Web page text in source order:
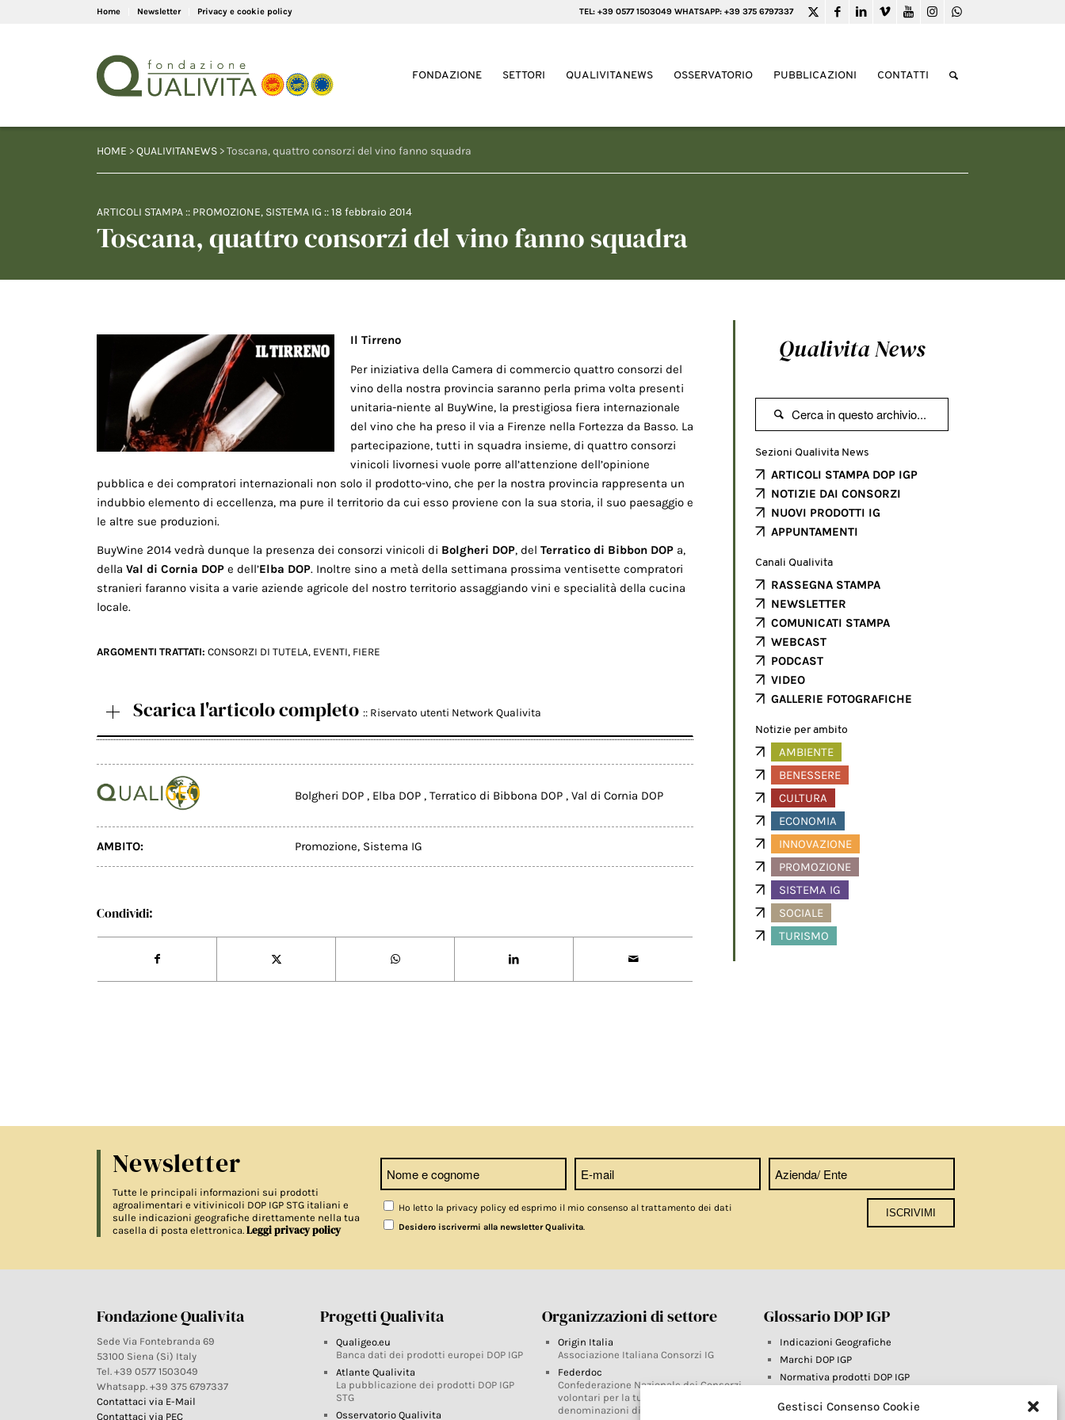
Gestisci Consenso Cookie
Home Newsletter Privacy e cookie policy TEL: +39 0577 1503049 WHATSAPP: +39 375 6797337
FONDAZIONE SETTORI QUALIVITANEWS OSSERVATORIO PUBBLICAZIONI CONTATTI
HOME >QUALIVITANEWS > Toscana, quattro consorzi del vino fanno squadra
ARTICOLI STAMPA :: PROMOZIONE, SISTEMA IG ::18 febbraio 2014
Toscana, quattro consorzi del vino fanno squadra
Il Tirreno
Per iniziativa della Camera di commercio quattro consorzi del
vino della nostra provincia saranno perla prima volta presenti
unitaria-niente al BuyWine, la prestigiosa fiera internazionale
del vino che ha preso il via a Firenze nella Fortezza da Basso. La
partecipazione, tutti in squadra insieme, di quattro consorzi
vinicoli livornesi vuole porre all’attenzione dell’opinione
pubblica e dei compratori internazionali non solo il prodotto-vino, che per la nostra provincia rappresenta un
indubbio elemento di eccellenza, ma pure il territorio da cui esso proviene con la sua storia, il suo paesaggio e
le altre sue produzioni.
BuyWine 2014 vedrà dunque la presenza dei consorzi vinicoli di Bolgheri DOP, del Terratico di Bibbon DOP a,
della Val di Cornia DOP e dell’Elba DOP. Inoltre sino a metà della settimana prossima ventisette compratori
stranieri faranno visita a varie aziende agricole del nostro territorio assaggiando vini e specialità della cucina
locale.
ARGOMENTI TRATTATI: CONSORZI DI TUTELA, EVENTI, FIERE
Scarica l'articolo completo :: Riservato utenti Network Qualivita
Bolgheri DOP , Elba DOP , Terratico di Bibbona DOP , Val di Cornia DOP
AMBITO: Promozione, Sistema IG
Condividi:
Qualivita News

Sezioni Qualivita News
ARTICOLI STAMPA DOP IGP
NOTIZIE DAI CONSORZI
NUOVI PRODOTTI IG
APPUNTAMENTI
Canali Qualivita
RASSEGNA STAMPA
NEWSLETTER
COMUNICATI STAMPA
WEBCAST
PODCAST
VIDEO
GALLERIE FOTOGRAFICHE
Notizie per ambito
AMBIENTE
BENESSERE
CULTURA
ECONOMIA
INNOVAZIONE
PROMOZIONE
SISTEMA IG
SOCIALE
TURISMO
Newsletter
Tutte le principali informazioni sui prodotti
agroalimentari e vitivinicoli DOP IGP STG italiani e
sulle indicazioni geografiche direttamente nella tua
casella di posta elettronica. Leggi privacy policy
Ho letto la privacy policy ed esprimo il mio consenso al trattamento dei dati
Desidero iscrivermi alla newsletter Qualivita.
Fondazione Qualivita
Sede Via Fontebranda 69
53100 Siena (Si) Italy
Tel. +39 0577 1503049
Whatsapp. +39 375 6797337
Contattaci via E-Mail
Contattaci via PEC
Progetti Qualivita
Qualigeo.eu
Banca dati dei prodotti europei DOP IGP
Atlante Qualivita
La pubblicazione dei prodotti DOP IGP
STG
Osservatorio Qualivita
Organizzazioni di settore
Origin Italia
Associazione Italiana Consorzi IG
Federdoc
Confederazione Nazionale dei Consorzi
volontari per la tutela delle
denominazioni di origine
Glossario DOP IGP
Indicazioni Geografiche
Marchi DOP IGP
Normativa prodotti DOP IGP
Farm To Fork e prodotti DOP IGP